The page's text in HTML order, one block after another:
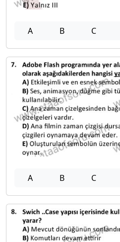
A B C
A B C